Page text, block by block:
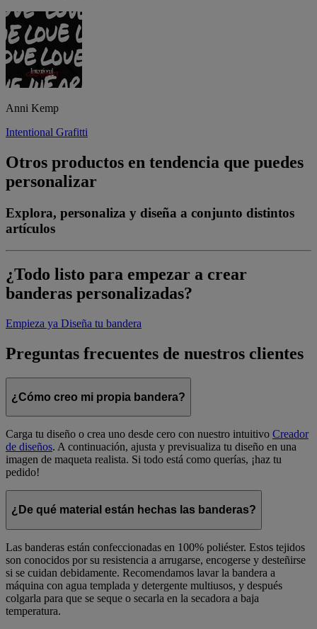
Anni Kemp
Intentional Grafitti
Otros productos en tendencia que puedes
personalizar
Explora, personaliza y diseña a conjunto distintos
artículos
¿Todo listo para empezar a crear
banderas personalizadas?
Empieza ya Diseña tu bandera
Preguntas frecuentes de nuestros clientes
¿Cómo creo mi propia bandera?
Carga tu diseño o crea uno desde cero con nuestro intuitivo Creador
de diseños. A continuación, ajusta y previsualiza tu diseño en una
imagen de maqueta realista. Si todo está como querías, ¡haz tu
pedido!
¿De qué material están hechas las banderas?
Las banderas están confeccionadas en 100% poliéster. Estos tejidos
son conocidos por su resistencia a arrugarse, encogerse y desteñirse
si se cuidan debidamente. Recomendamos lavar la bandera a
máquina con agua templada y detergente multiusos, y después
colgarla para que se seque o secarla en la secadora a baja
temperatura.